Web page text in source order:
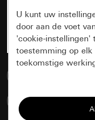
U kunt uw
door aan de voet
'cookie-instellingen'
toestemming op
toekomstige
Alle cookies die